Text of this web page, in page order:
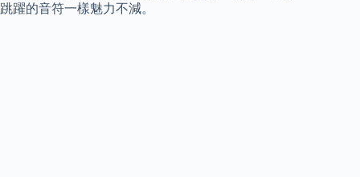
跳躍的音符一樣魅力不減。